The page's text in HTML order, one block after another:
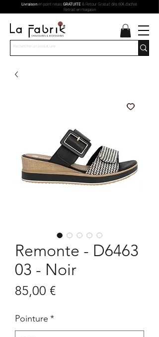
Livraisonen point relais GRATUITE& Retour Gratuit dès 60€ d'achat.
Retrait en magasin
Remonte - D6463
03 - Noir
85,00 €Prix
Pointure *